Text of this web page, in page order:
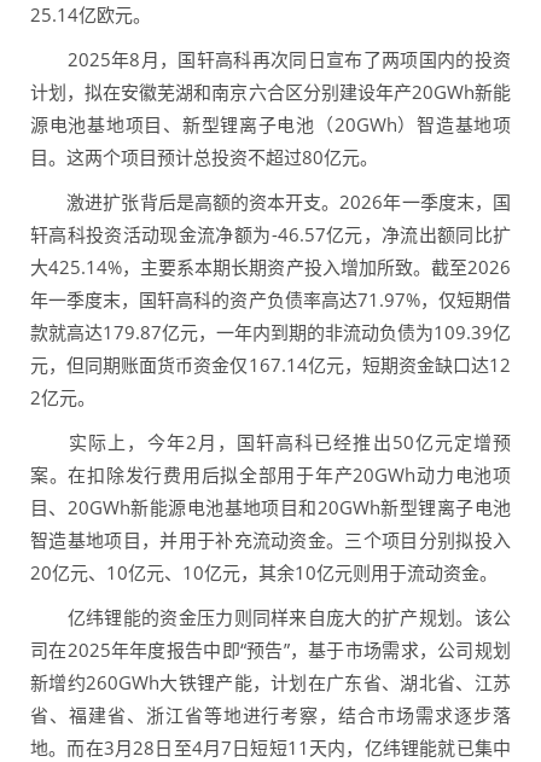
25.14亿欧元。
2025年8月，国轩高科再次同日宣布了两项国内的投资
计划，拟在安徽芜湖和南京六合区分别建设年产20GWh新能
源电池基地项目、新型锂离子电池（20GWh）智造基地项
目。这两个项目预计总投资不超过80亿元。
激进扩张背后是高额的资本开支。2026年一季度末，国
轩高科投资活动现金流净额为-46.57亿元，净流出额同比扩
大425.14%，主要系本期长期资产投入增加所致。截至2026
年一季度末，国轩高科的资产负债率高达71.97%，仅短期借
款就高达179.87亿元，一年内到期的非流动负债为109.39亿
元，但同期账面货币资金仅167.14亿元，短期资金缺口达12
2亿元。
实际上，今年2月，国轩高科已经推出50亿元定增预
案。在扣除发行费用后拟全部用于年产20GWh动力电池项
目、20GWh新能源电池基地项目和20GWh新型锂离子电池
智造基地项目，并用于补充流动资金。三个项目分别拟投入
20亿元、10亿元、10亿元，其余10亿元则用于流动资金。
亿纬锂能的资金压力则同样来自庞大的扩产规划。该公
司在2025年年度报告中即“预告”，基于市场需求，公司规划
新增约260GWh大铁锂产能，计划在广东省、湖北省、江苏
省、福建省、浙江省等地进行考察，结合市场需求逐步落
地。而在3月28日至4月7日短短11天内，亿纬锂能就已集中